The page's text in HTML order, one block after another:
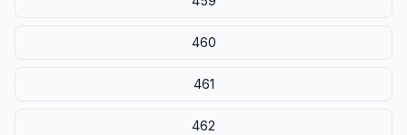
460
461
462